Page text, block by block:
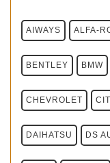
AIWAYS ALFA-
BENTLEY BMW
CHEVROLET
DAIHATSU DS